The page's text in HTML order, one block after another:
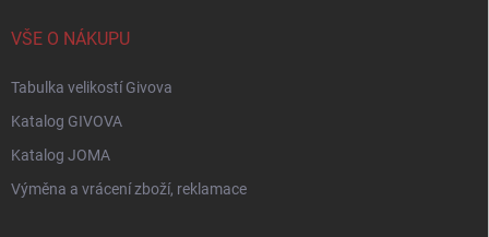
VŠE O NÁKUPU
Tabulka velikostí Givova
Katalog GIVOVA
Katalog JOMA
Výměna a vrácení zboží, reklamace